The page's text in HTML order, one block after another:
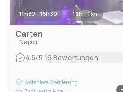
11h30 - 15h30 12h - 15h
Carten
Napoli
4.5/5|16 Bewertungen
Kostenlose Stornierung
-